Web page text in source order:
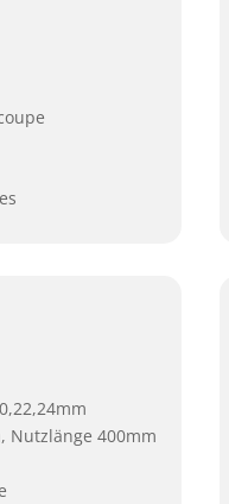
Nutzlänge 400mm